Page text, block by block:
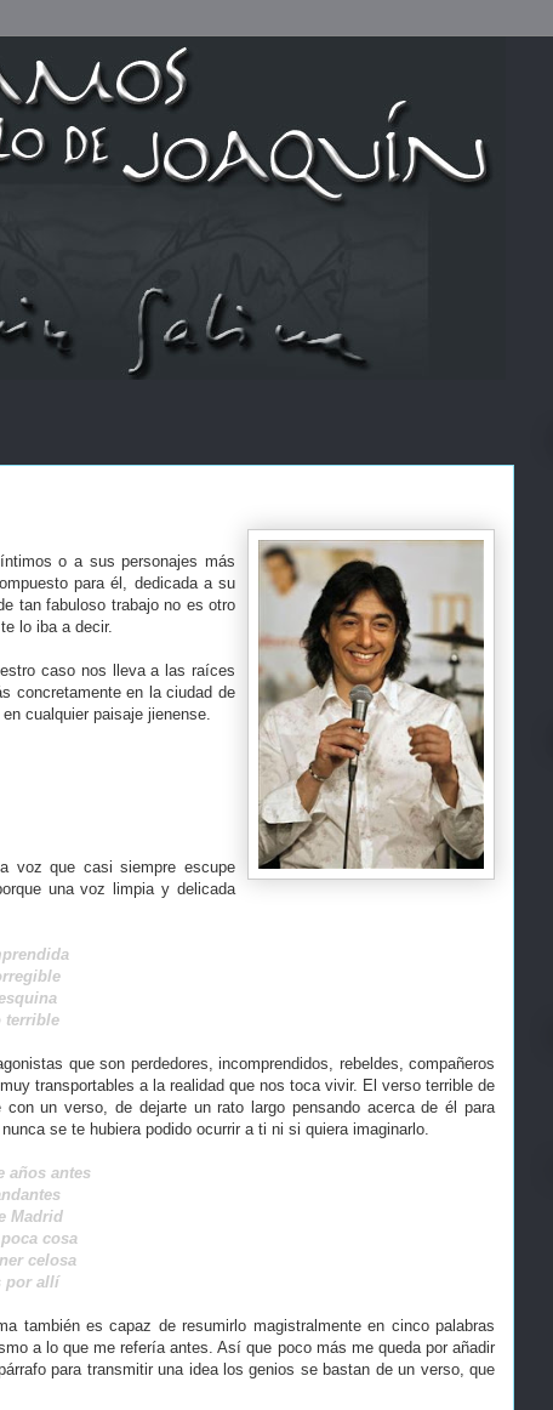
o a sus personajes más
para él, dedicada a su
tan fabuloso trabajo no es otro
lo iba a decir.
caso nos lleva a las raíces
concretamente en la ciudad de
cualquier paisaje jienense.
voz que casi siempre escupe
una voz limpia y delicada
terrible
que son perdedores, incomprendidos, rebeldes, compañeros
transportables a la realidad que nos toca vivir. El verso terrible de
un verso, de dejarte un rato largo pensando acerca de él para
se te hubiera podido ocurrir a ti ni si quiera imaginarlo.
años antes
Madrid
cosa
celosa
por allí
también es capaz de resumirlo magistralmente en cinco palabras
a lo que me refería antes. Así que poco más me queda por añadir
para transmitir una idea los genios se bastan de un verso, que